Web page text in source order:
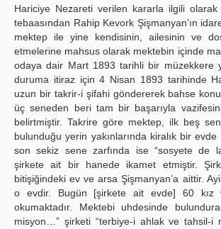
Hariciye Nezareti verilen kararla ilgili olarak
tebaasından Rahip Kevork Şişmanyan’ın
mektep ile yine kendisinin, ailesinin ve
etmelerine mahsus olarak mektebin içinde
odaya dair Mart 1893 tarihli bir müzekkere
duruma itiraz için 4 Nisan 1893 tarihinde
uzun bir takrir-i şifahi göndererek bahse
üç seneden beri tam bir başarıyla
belirtmiştir. Takrire göre mektep, ilk beş
bulunduğu yerin yakınlarında kiralık bir
son sekiz sene zarfında ise “sosyete de
şirkete ait bir hanede ikamet etmiştir.
bitişiğindeki ev ve arsa Şişmanyan’a aittir.
o evdir. Bugün [şirkete ait evde] 60 kız
okumaktadır. Mektebi uhdesinde
misyon…” şirketi “terbiye-i ahlak ve tahsil-i